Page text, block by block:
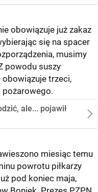
obowiązuje już zakaz
się na spacer
musimy
powodu suszy
trzeci,
pożarowego.
ale... pojawił
miesiąc temu
powrotu piłkarzy
pod koniec maja,